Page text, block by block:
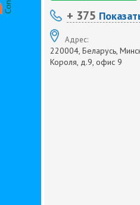
+ 375
Адрес:
220004, Беларусь,
Короля, д.9, офис 9